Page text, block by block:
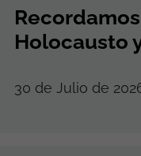
Holocausto
30 de Julio de